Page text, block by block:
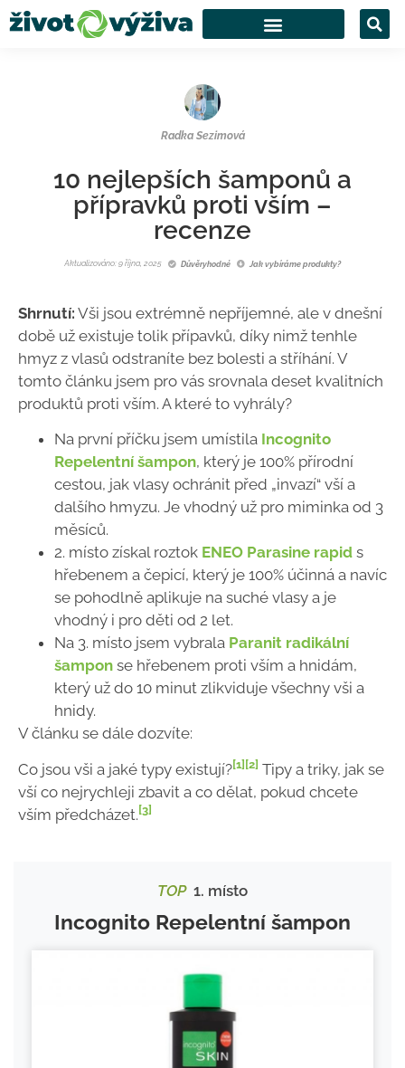
Radka Sezimová
10 nejlepších šamponů a
přípravků proti vším –
recenze
Aktualizováno: 9 října, 2025 Důvěryhodné Jak vybíráme produkty?
Shrnutí: Vši jsou extrémně nepříjemné, ale v dnešní
době už existuje tolik přípavků, díky nimž tenhle
hmyz z vlasů odstraníte bez bolesti a stříhání. V
tomto článku jsem pro vás srovnala deset kvalitních
produktů proti vším. A které to vyhrály?
Na první příčku jsem umístila Incognito
Repelentní šampon, který je 100% přírodní
cestou, jak vlasy ochránit před „invazí“ vší a
dalšího hmyzu. Je vhodný už pro miminka od 3
měsíců.
2. místo získal roztok ENEO Parasine rapid s
hřebenem a čepicí, který je 100% účinná a navíc
se pohodlně aplikuje na suché vlasy a je
vhodný i pro děti od 2 let.
Na 3. místo jsem vybrala Paranit radikální
šampon se hřebenem proti vším a hnidám,
který už do 10 minut zlikviduje všechny vši a
hnidy.
V článku se dále dozvíte:
Co jsou vši a jaké typy existují?[1] [2] Tipy a triky, jak se
vší co nejrychleji zbavit a co dělat, pokud chcete
vším předcházet. [3]
TOP1. místo
Incognito Repelentní šampon